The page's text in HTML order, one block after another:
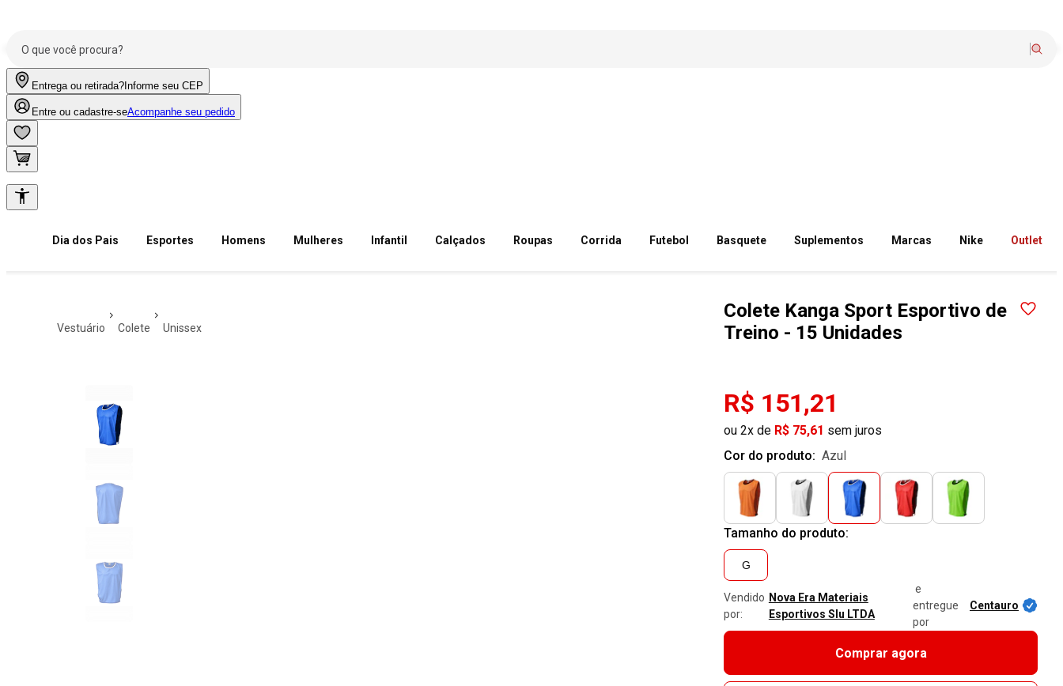
Entrega ou retirada? Informe seu CEP
Entre ou cadastre-seAcompanhe seu pedido
Dia dos Pais Esportes Homens Mulheres Infantil Calçados Roupas Corrida Futebol Basquete Suplementos Marcas Nike Outlet
vestuário colete unissex
Colete Kanga Sport Esportivo de
Treino - 15 Unidades
R$ 151,21
ou 2x de R$ 75,61 sem juros
Cor do produto:
azul
Tamanho do produto:
G
Vendido
por:
Nova Era Materiais
Esportivos Slu LTDA
e
entregue
por
Centauro
Comprar agora